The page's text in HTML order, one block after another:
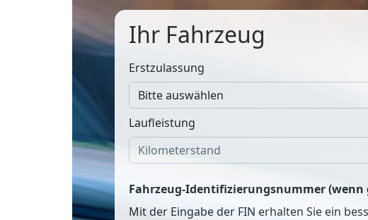
Ihr Fahrzeug
Erstzulassung
Laufleistung
Fahrzeug-Identifizierungsnummer (wenn
Mit der Eingabe der FIN erhalten Sie ein